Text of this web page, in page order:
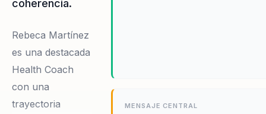
coherencia.
Rebeca Martínez
es una destacada
Health Coach
con una
trayectoria
MENSAJE CENTRAL